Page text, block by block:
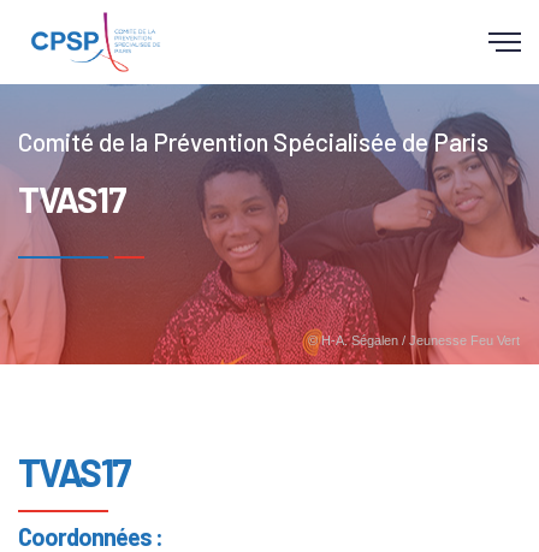
Panneau de gestion des cookies
Comité de la Prévention Spécialisée de Paris
TVAS17
© H-A. Ségalen / Jeunesse Feu Vert
TVAS17
Coordonnées :